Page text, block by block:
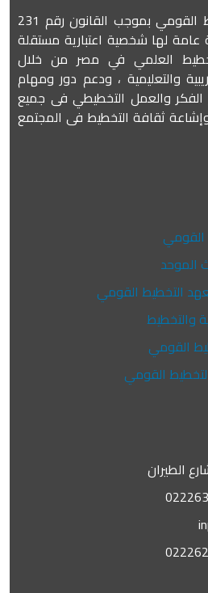
تأسس معهد التخطيط القومي بموجب القانون رقم 231
عامة لها شخصية اعتبارية مستقلة
العلمي في مصر من خلال
والتعليمية ، ودعم دور ومهام
الفكر والعمل التخطيطي فى جميع
ثقافة التخطيط فى المجتمع
الموحد
التخطيط القومي
والتخطيط
القومي
القومي
الطيران